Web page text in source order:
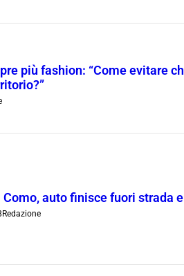
più fashion: “Come evitare
Como, auto finisce fuori strada
Redazione